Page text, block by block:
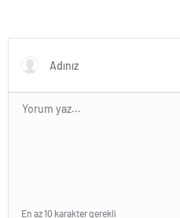
En az 10 karakter gerekli